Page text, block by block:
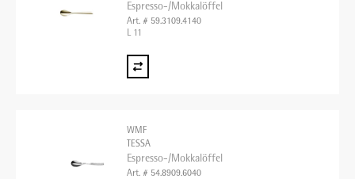
Espresso-/Mokkalöffel
Art. # 59.3109.4140
L 11
WMF
TESSA
Espresso-/Mokkalöffel
Art. # 54.8909.6040